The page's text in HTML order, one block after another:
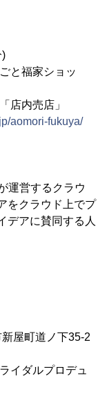
福家ショッ
売店」
aomori-fukuya/
運営するクラウ
をクラウド上でプ
デアに賛同する人
屋町道ノ下35-2
イダルプロデュ